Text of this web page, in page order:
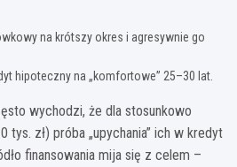
na krótszy okres i agresywnie go
hipoteczny na „komfortowe” 25–30 lat.
wychodzi, że dla stosunkowo
tys. zł) próba „upychania” ich w kredyt
finansowania mija się z celem –